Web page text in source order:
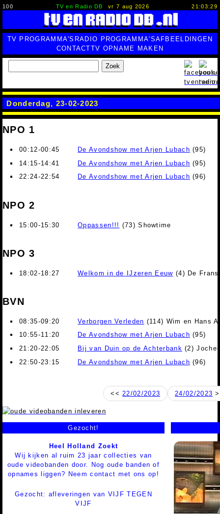
100 TV en Radio DB vr 7 aug 2026 21:03:30
TV PROGRAMMA'S RADIO PROGRAMMA'SAFBEELDINGEN
CONTACTTV OPNAME MAKEN
Zoek
Donderdag, 23-02-2023
NPO 1
00:12-00:45 De Avondshow met Arjen Lubach (95)
14:15-14:41
De Avondshow met Arjen Lubach (95)
22:24-22:54
De Avondshow met Arjen Lubach (96)
NPO 2
15:00-15:30 Oppassen!!! (73) Showtime
NPO 3
18:02-18:27 Welkom in de IJzeren Eeuw (4) De
BVN
08:35-09:20 Verborgen Verleden (114) Wim en Hans
10:55-11:20
De Avondshow met Arjen Lubach (95)
21:20-22:05
Bij van Duin op de Achterbank (2)
22:50-23:15
De Avondshow met Arjen Lubach (96)
<<22/02/2023 24/02/2023
Gezocht!
Heel Holland Zoekt
Wij kijken al ruim 23 jaar collecties van
oude videobanden door. Nog oude banden of
opnames liggen? Neem contact met ons op!
Gezocht: afleveringen van VIJF TEGEN
VIJF